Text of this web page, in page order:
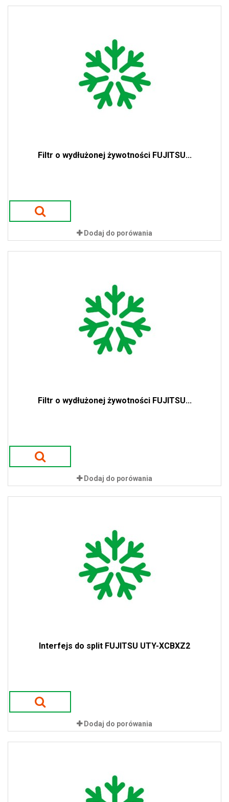
Filtr o wydłużonej żywotności FUJITSU...
Dodaj do porówania
Filtr o wydłużonej żywotności FUJITSU...
Dodaj do porówania
Interfejs do split FUJITSU UTY-XCBXZ2
Dodaj do porówania